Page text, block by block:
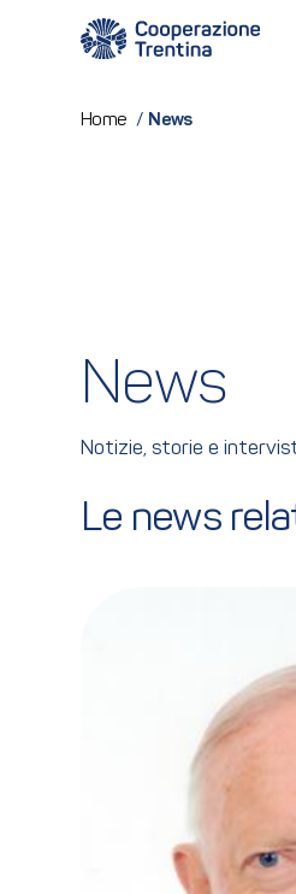
Home / News
News
Notizie, storie e
Le news